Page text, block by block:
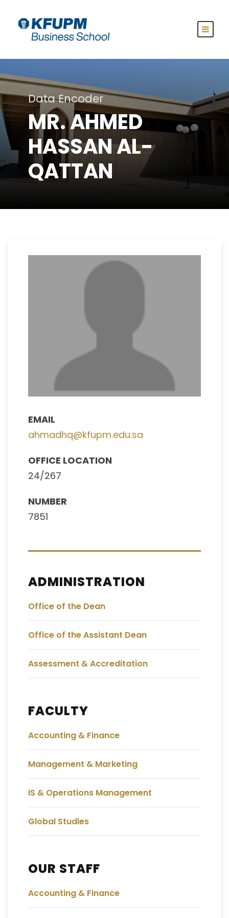
Data Encoder
MR. AHMED
HASSAN AL-
QATTAN
EMAIL
ahmadhq@kfupm.edu.sa
OFFICE LOCATION
24/267
NUMBER
7851
ADMINISTRATION
Office of the Dean
Office of the Assistant Dean
Assessment & Accreditation
FACULTY
Accounting & Finance
Management & Marketing
IS & Operations Management
Global Studies
OUR STAFF
Accounting & Finance